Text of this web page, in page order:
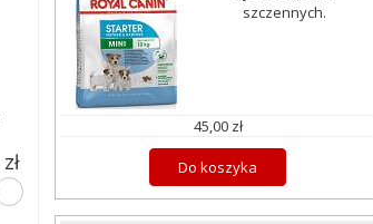
szczennych.
45,00 zł
Do koszyka
zł